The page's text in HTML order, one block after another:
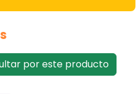
por este producto